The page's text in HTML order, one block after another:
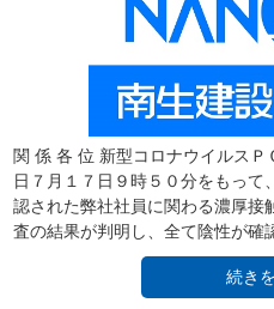
関 係 各 位 新型コロナウイルス
日７月１７日９時５０分をもっ
認された弊社社員に関わる濃厚接
査の結果が判明し、全て陰性が確
続き